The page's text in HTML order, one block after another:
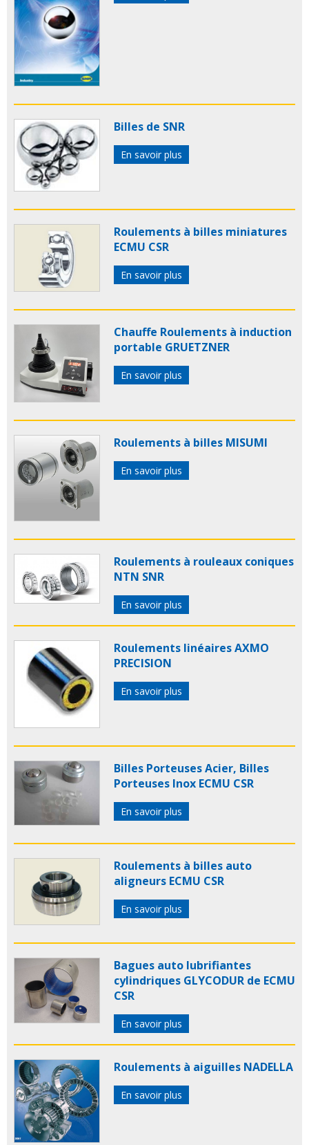
Billes de SNR
En savoir plus
Roulements à billes miniatures
ECMU CSR
En savoir plus
Chauffe Roulements à induction
portable GRUETZNER
En savoir plus
Roulements à billes MISUMI
En savoir plus
Roulements à rouleaux coniques
NTN SNR
En savoir plus
Roulements linéaires AXMO
PRECISION
En savoir plus
Billes Porteuses Acier, Billes
Porteuses Inox ECMU CSR
En savoir plus
Roulements à billes auto
aligneurs ECMU CSR
En savoir plus
Bagues auto lubrifiantes
cylindriques GLYCODUR de ECMU
CSR
En savoir plus
Roulements à aiguilles NADELLA
En savoir plus